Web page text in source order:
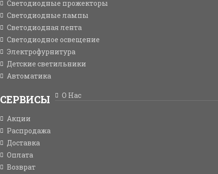
Светодиодные прожекторы
Светодиодные лампы
Светодиодная лента
Светодиодное освещение
Электрофурнитура
Детские светильники
Автоматика
СЕРВИСЫ О Нас
Акции
Распродажа
Доставка
Оплата
Возврат